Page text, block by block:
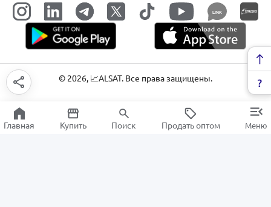
LINK
© 2026, 📈ALSAT. Все права защищены.
Главная Купить Поиск Продать оптом Меню